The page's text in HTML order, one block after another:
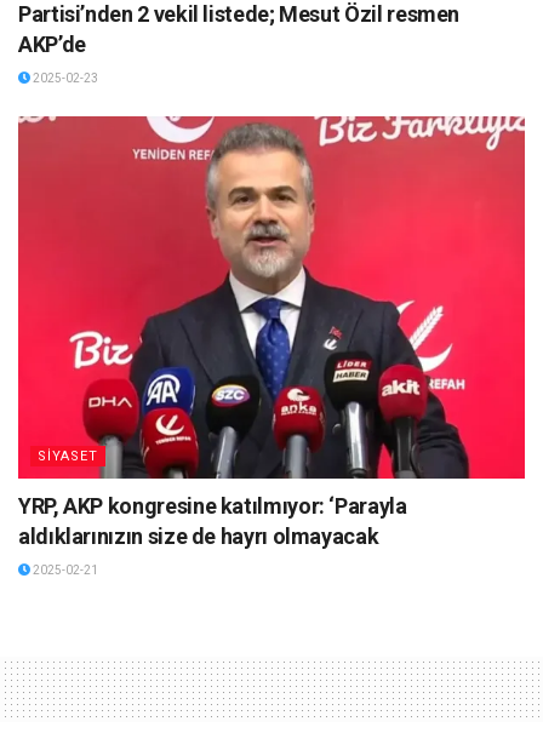
Partisi’nden 2 vekil listede; Mesut Özil resmen
AKP’de
2025-02-23
SİYASET
YRP, AKP kongresine katılmıyor: ‘Parayla
aldıklarınızın size de hayrı olmayacak
2025-02-21